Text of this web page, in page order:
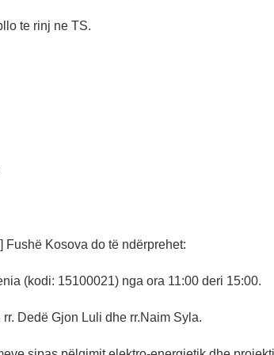
te rinj ne TS.
Fushë Kosova do të ndërprehet:
(kodi: 15100021) nga ora 11:00 deri 15:00.
Dedë Gjon Luli dhe rr.Naim Syla.